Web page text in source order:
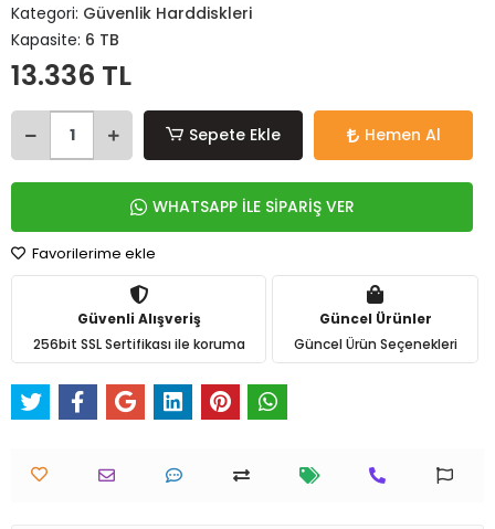
Kategori: Güvenlik Harddiskleri
Kapasite: 6 TB
13.336 TL
Sepete Ekle Hemen Al
WHATSAPP İLE SİPARİŞ VER
Favorilerime ekle
Güvenli Alışveriş
256bit SSL Sertifikası ile koruma
Güncel Ürünler
Güncel Ürün Seçenekleri